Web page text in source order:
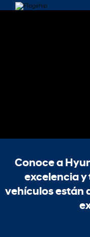
Conoce a
excelencia y
vehículos están